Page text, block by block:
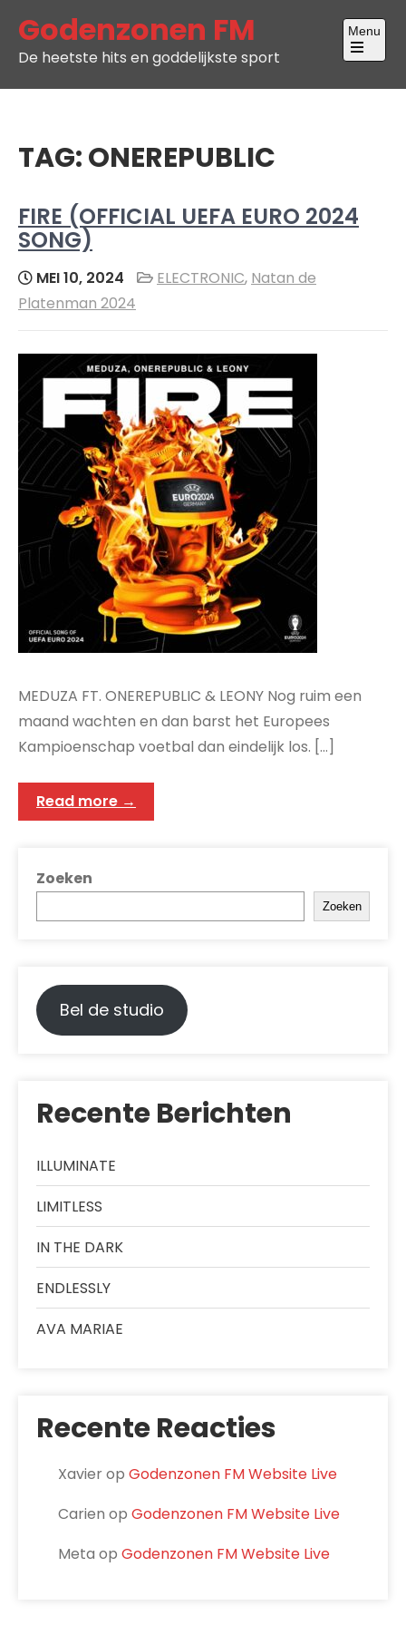
content
Godenzonen FM
De heetste hits en goddelijkste sport
Menu
Open
main
TAG:ONEREPUBLIC
FIRE (OFFICIAL UEFA EURO 2024
SONG)
MEI 10, 2024 ELECTRONIC, Natan de
Platenman 2024
MEDUZA FT. ONEREPUBLIC & LEONY Nog ruim een
maand wachten en dan barst het Europees
Kampioenschap voetbal dan eindelijk los. […]
Read more →
Zoeken
Zoeken
Bel de studio
Recente Berichten
ILLUMINATE
LIMITLESS
IN THE DARK
ENDLESSLY
AVA MARIAE
Recente Reacties
Xavierop Godenzonen FM Website Live
Carien op Godenzonen FM Website Live
Meta op Godenzonen FM Website Live